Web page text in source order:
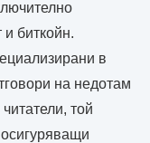
и биткойн.
в
на недотам
той